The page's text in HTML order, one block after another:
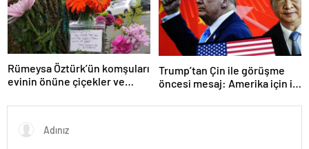
Rümeysa Öztürk’ün komşuları
evinin önüne çiçekler ve
Trump’tan Çin ile görüşme
öncesi mesaj: Amerika için iyi